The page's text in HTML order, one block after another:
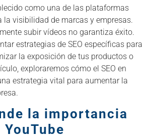
como una de las plataformas
la visibilidad de marcas y empresas.
subir vídeos no garantiza éxito.
estrategias de SEO específicas para
la exposición de tus productos o
exploraremos cómo el SEO en
estrategia vital para aumentar la
la importancia
YouTube